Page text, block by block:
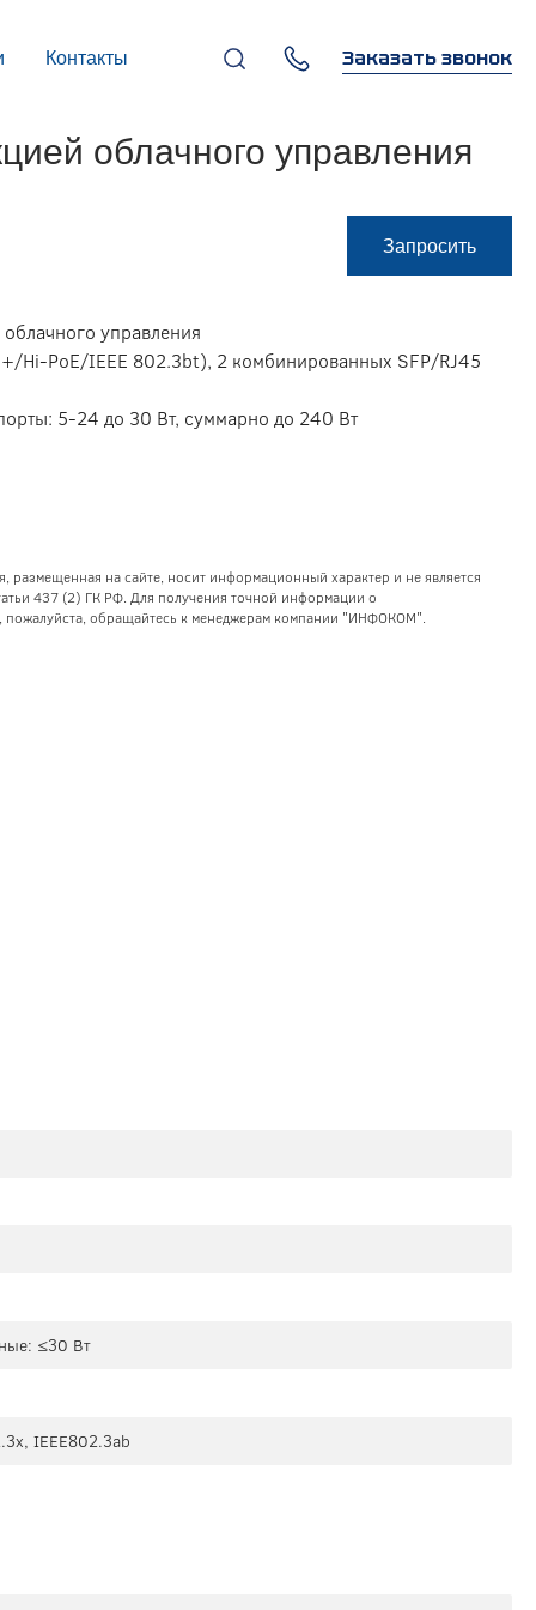
Контакты
г. Москва, 119270,
Лужнецкая наб., д. 6, стр. 1,
Заказать звонок
облачного управления
Запросить
управления
PoE/IEEE 802.3bt), 2 комбинированных SFP/RJ45
5-24 до 30 Вт, суммарно до 240 Вт
на сайте, носит информационный характер и не является
437 (2) ГК РФ. Для получения точной информации о
пожалуйста, обращайтесь к менеджерам компании "ИНФОКОМ".
≤30 Вт
IEEE802.3ab